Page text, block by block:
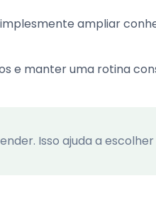
ampliar
e manter uma rotina
Isso ajuda a